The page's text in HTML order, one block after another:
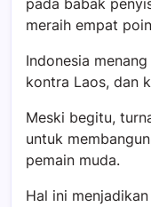
pada babak
meraih empat
Indonesia
kontra Laos, dan
Meski begitu,
untuk
pemain muda.
Hal ini